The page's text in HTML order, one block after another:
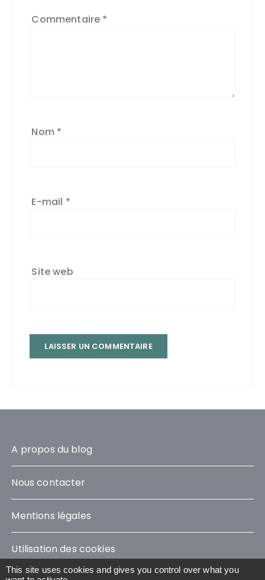
Commentaire *
Nom *
E-mail *
Site web
A propos du blog
Nous contacter
Mentions légales
Utilisation des cookies
This site uses cookies and gives you control over what you